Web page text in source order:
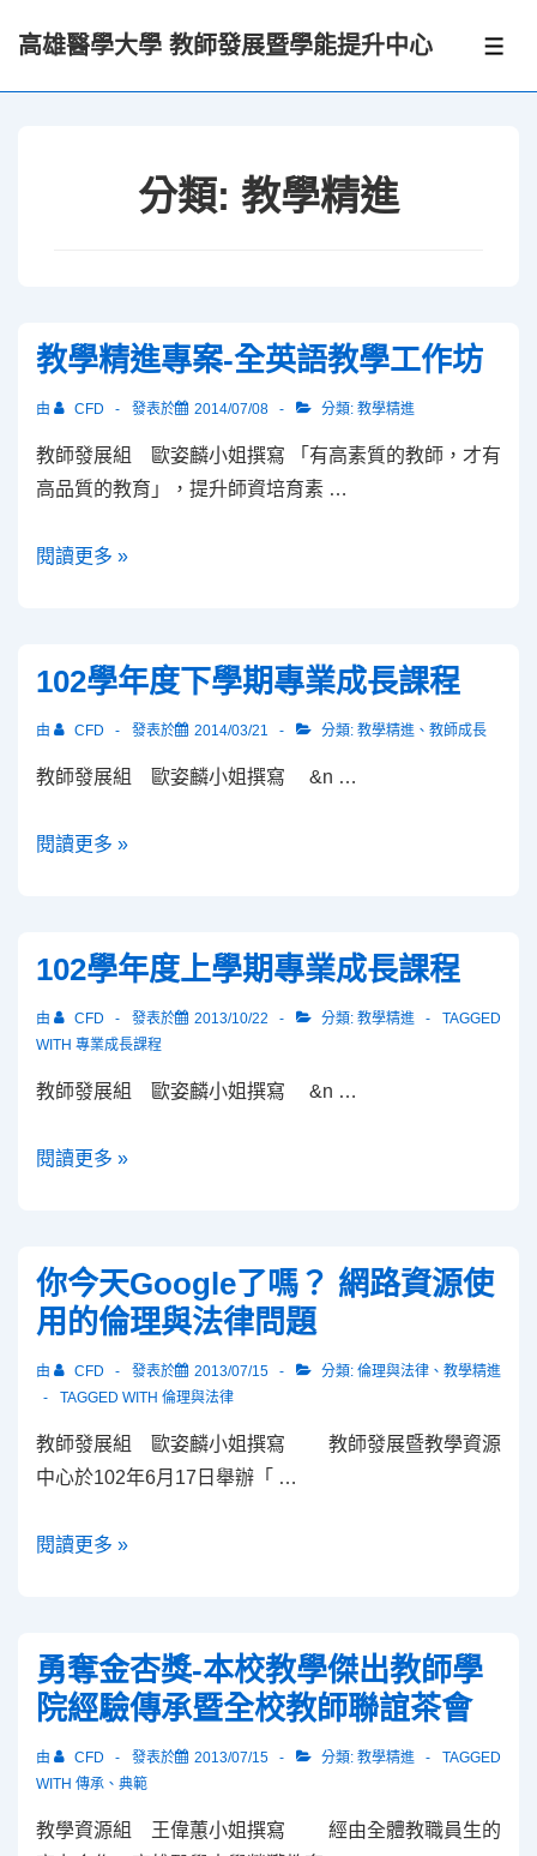
Skip高雄醫學大學 教師發展暨學能提升中心
選
分類: 教學精進
教學精進專案-全英語教學工作坊
由 CFD 發表於 2014/07/08 分類: 教學精進
教師發展組 歐姿麟小姐撰寫 「有高素質的教師，才有
高品質的教育」，提升師資培育素 …
教
專
案-
英
教
作
閱讀更多 »
102學年度下學期專業成長課程
由 CFD 發表於 2014/03/21 分類: 教學精進 、 教師成長
教師發展組 歐姿麟小姐撰寫 &n …
102
下
學
期
專
成
閱讀更多 »
102學年度上學期專業成長課程
由 CFD 發表於 2013/10/22 分類: 教學精進
TAGGED
WITH 專業成長課程
教師發展組 歐姿麟小姐撰寫 &n …
102
上
學
期
成
長
程
閱讀更多 »
你今天Google了嗎？ 網路資源使
用的倫理與法律問題
由 CFD 發表於 2013/07/15 分類: 倫理與法律 、 教學精進
TAGGED WITH 倫理與法律
教師發展組 歐姿麟小姐撰寫 教師發展暨教學資源
中心於102年6月17日舉辦「 …
你
了
嗎？
網
路
源
閱讀更多 »
勇奪金杏獎-本校教學傑出教師學
院經驗傳承暨全校教師聯誼茶會
由 CFD 發表於 2013/07/15 分類: 教學精進
TAGGED
WITH 傳承 、 典範
教學資源組 王偉蕙小姐撰寫 經由全體教職員生的